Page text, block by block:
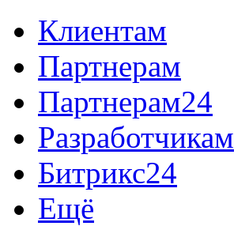
Клиентам
Партнерам
Партнерам24
Разработчикам
Битрикс24
Ещё